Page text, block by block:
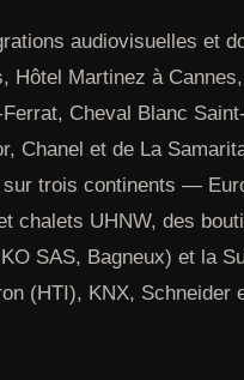
audiovisuelles et
Hôtel Martinez à
Cheval Blanc
Chanel et de La
sur trois continents —
chalets UHNW, des
SAS, Bagneux) et la
(HTI), KNX,